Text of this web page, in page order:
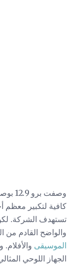
كافية لتكبير معظم
تستهدف الشركة.
والواضح القادم من
الموسيقى